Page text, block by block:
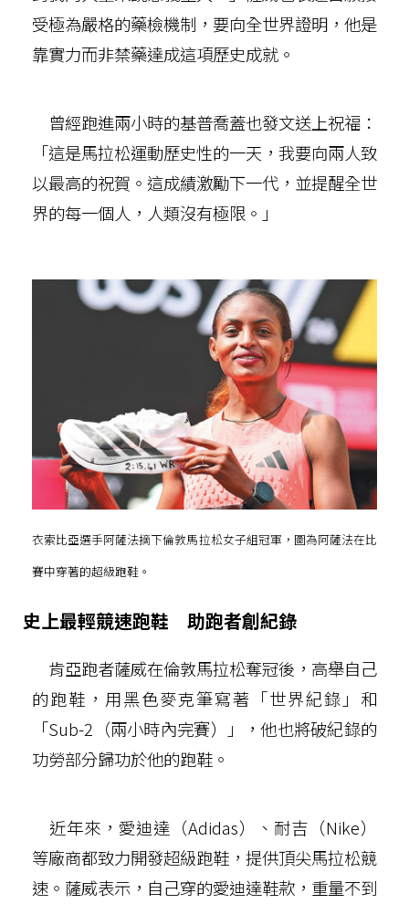
受極為嚴格的藥檢機制，要向全世界證明，他是
靠實力而非禁藥達成這項歷史成就。
曾經跑進兩小時的基普喬蓋也發文送上祝福：
「這是馬拉松運動歷史性的一天，我要向兩人致
以最高的祝賀。這成績激勵下一代，並提醒全世
界的每一個人，人類沒有極限。」
衣索比亞選手阿薩法摘下倫敦馬拉松女子組冠軍，圖為阿薩法在比
賽中穿著的超級跑鞋。
史上最輕競速跑鞋 助跑者創紀錄
肯亞跑者薩威在倫敦馬拉松奪冠後，高舉自己
的跑鞋，用黑色麥克筆寫著「世界紀錄」和
「Sub-2（兩小時內完賽）」，他也將破紀錄的
功勞部分歸功於他的跑鞋。
近年來，愛迪達（Adidas）、耐吉（Nike）
等廠商都致力開發超級跑鞋，提供頂尖馬拉松競
速。薩威表示，自己穿的愛迪達鞋款，重量不到